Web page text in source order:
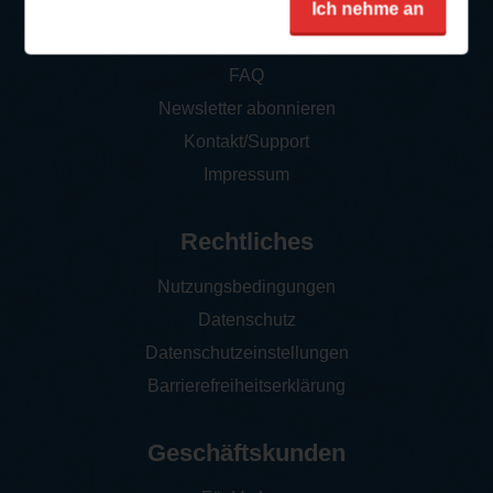
Ich nehme an
So funktioniert‘s
FAQ
Newsletter abonnieren
Kontakt/Support
Impressum
Rechtliches
Nutzungsbedingungen
Datenschutz
Datenschutzeinstellungen
Barrierefreiheitserklärung
Geschäftskunden